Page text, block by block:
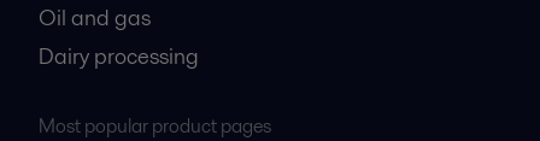
Oil and gas
Dairy processing
Most popular product pages